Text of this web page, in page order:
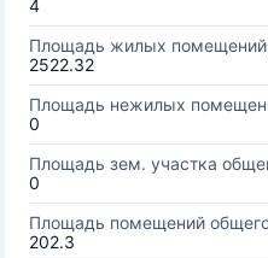
4
Площадь жилых
2522.32
Площадь нежилых
0
Площадь зем. участка
0
Площадь помещений
202.3